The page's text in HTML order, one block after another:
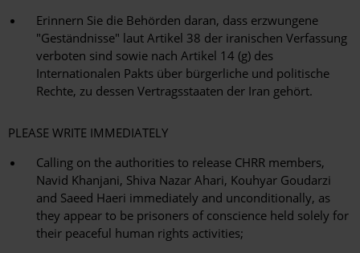
Erinnern Sie die Behörden daran, dass erzwungene
"Geständnisse" laut Artikel 38 der iranischen Verfassung
verboten sind sowie nach Artikel 14 (g) des
Internationalen Pakts über bürgerliche und politische
Rechte, zu dessen Vertragsstaaten der Iran gehört.
PLEASE WRITE IMMEDIATELY
Calling on the authorities to release CHRR members,
Navid Khanjani, Shiva Nazar Ahari, Kouhyar Goudarzi
and Saeed Haeri immediately and unconditionally, as
they appear to be prisoners of conscience held solely for
their peaceful human rights activities;